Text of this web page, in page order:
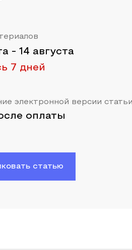
- 14 августа
7 дней
электронной версии статьи
оплаты
статью